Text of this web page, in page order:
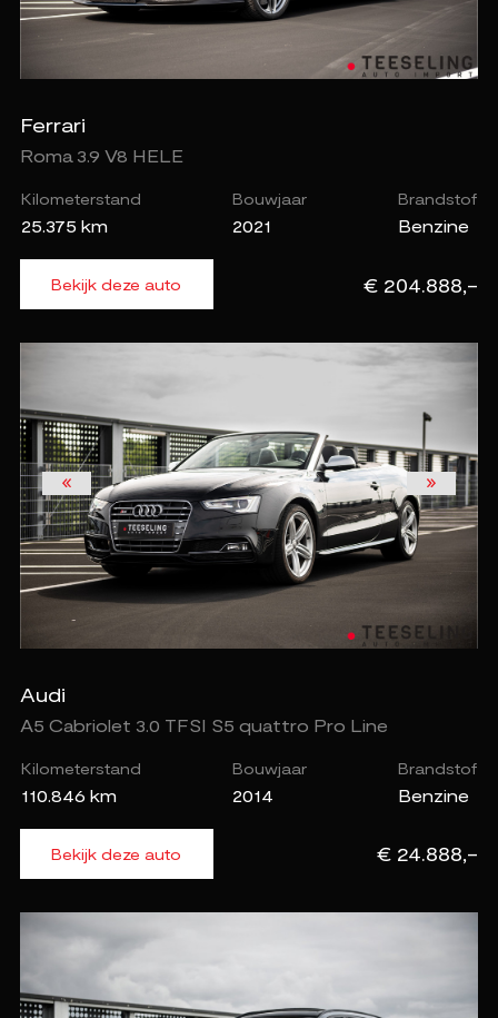
Ferrari
Roma 3.9 V8 HELE
Kilometerstand
25.375 km
Bouwjaar
2021
Brandstof
Benzine
€ 204.888,-
Bekijk deze auto
Audi
A5 Cabriolet 3.0 TFSI S5 quattro Pro Line
Kilometerstand
110.846 km
Bouwjaar
2014
Brandstof
Benzine
€ 24.888,-
Bekijk deze auto